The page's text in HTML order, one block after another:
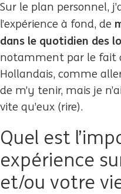
Sur le plan personnel,
l’expérience à fond, de
dans le quotidien des
notamment par le fait
Hollandais, comme
de m’y tenir, mais je
vite qu’eux (rire).
Quel est
expérience
et/ou votre